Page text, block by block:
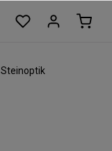
Steinoptik